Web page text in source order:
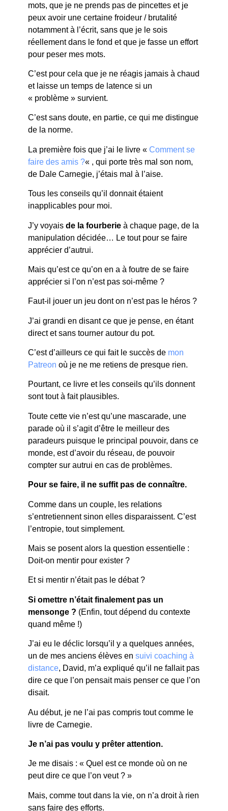
mots, que je ne prends pas de pincettes et je
peux avoir une certaine froideur / brutalité
notamment à l’écrit, sans que je le sois
réellement dans le fond et que je fasse un effort
pour peser mes mots.
C’est pour cela que je ne réagis jamais à chaud
et laisse un temps de latence si un
« problème » survient.
C’est sans doute, en partie, ce qui me distingue
de la norme.
La première fois que j’ai le livre « Comment se
faire des amis ?« , qui porte très mal son nom,
de Dale Carnegie, j’étais mal à l’aise.
Tous les conseils qu’il donnait étaient
inapplicables pour moi.
J’y voyais de la fourberieà chaque page, de la
manipulation décidée… Le tout pour se faire
apprécier d’autrui.
Mais qu’est ce qu’on en a à foutre de se faire
apprécier si l’on n’est pas soi-même ?
Faut-il jouer un jeu dont on n’est pas le héros ?
J’ai grandi en disant ce que je pense, en étant
direct et sans tourner autour du pot.
C’est d’ailleurs ce qui fait le succès de mon
Patreon où je ne me retiens de presque rien.
Pourtant, ce livre et les conseils qu’ils donnent
sont tout à fait plausibles.
Toute cette vie n’est qu’une mascarade, une
parade où il s’agit d’être le meilleur des
paradeurs puisque le principal pouvoir, dans ce
monde, est d’avoir du réseau, de pouvoir
compter sur autrui en cas de problèmes.
Pour se faire, il ne suffit pas de connaître.
Comme dans un couple, les relations
s’entretiennent sinon elles disparaissent. C’est
l’entropie, tout simplement.
Mais se posent alors la question essentielle :
Doit-on mentir pour exister ?
Et si mentir n’était pas le débat ?
Si omettre n’était finalement pas un
mensonge ? (Enfin, tout dépend du contexte
quand même !)
J’ai eu le déclic lorsqu’il y a quelques années,
un de mes anciens élèves en suivi coaching à
distance, David, m’a expliqué qu’il ne fallait pas
dire ce que l’on pensait mais penser ce que l’on
disait.
Au début, je ne l’ai pas compris tout comme le
livre de Carnegie.
Je n’ai pas voulu y prêter attention.
Je me disais : « Quel est ce monde où on ne
peut dire ce que l’on veut ? »
Mais, comme tout dans la vie, on n’a droit à rien
sans faire des efforts.